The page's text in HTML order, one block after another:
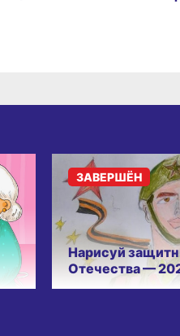
Нарисуй
Отечества —
ЗАВЕРШЁН